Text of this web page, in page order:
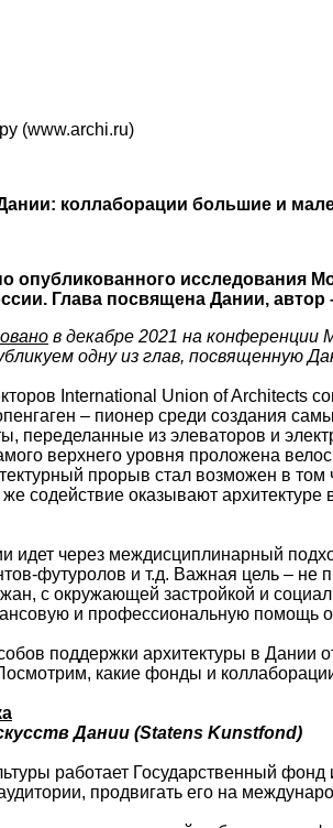
(www.archi.ru)
коллаборации большие и
опубликованного исследования
Глава посвящена Дании, автор
в декабре 2021 на
одну из глав, посвященную
International Union of Architects
– пионер среди создания
переделанные из элеваторов и
верхнего уровня проложена
прорыв стал возможен в том
содействие оказывают
идет через междисциплинарный
футуролов и т.д. Важная цель – не
с окружающей застройкой и
и профессиональную
поддержки архитектуры в
какие фонды и
Дании (Statens Kunstfond)
работает Государственный
продвигать его на